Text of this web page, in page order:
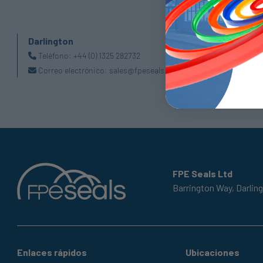
Darlington
Teléfono: +44 (0) 1325 282732
Correo electrónico: sales@fpeseals.com
Doncaster
Teléfono:
Correo
FPE Seals Ltd
Barrington Way,
Enlaces rápidos Ubicaciones